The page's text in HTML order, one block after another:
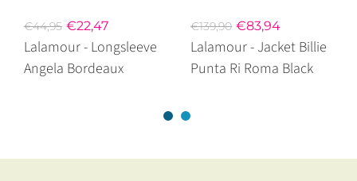
€44,95 €22,47
Lalamour - Longsleeve
Angela Bordeaux
€139,90 €83,94
Lalamour - Jacket Billie
Punta Ri Roma Black